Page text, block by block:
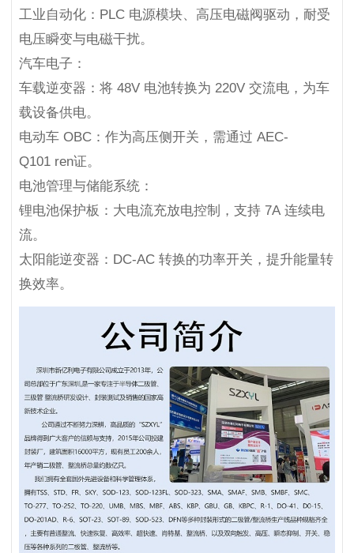
工业自动化：PLC 电源模块、高压电磁阀驱动，耐受
电压瞬变与电磁干扰。
汽车电子：
车载逆变器：将 48V 电池转换为 220V 交流电，为车
载设备供电。
电动车 OBC：作为高压侧开关，需通过 AEC-
Q101 ren证。
电池管理与储能系统：
锂电池保护板：大电流充放电控制，支持 7A 连续电
流。
太阳能逆变器：DC-AC 转换的功率开关，提升能量转
换效率。